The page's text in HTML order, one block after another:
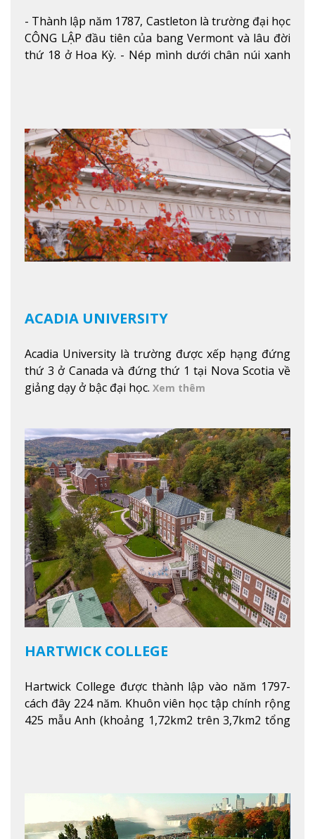
- Thành lập năm 1787, Castleton là trường đại học
CÔNG LẬP đầu tiên của bang Vermont và lâu đời
thứ 18 ở Hoa Kỳ. - Nép mình dưới chân núi xanh
tuyết của trường, sinh viên có thể thưởng thức vẻ
đẹp tự nhiên của Vermont từ mọi góc trong
khuôn viên trường.Xem thêm
ACADIA UNIVERSITY
Acadia University là trường được xếp hạng đứng
thứ 3 ở Canada và đứng thứ 1 tại Nova Scotia về
giảng dạy ở bậc đại học. Xem thêm
HARTWICK COLLEGE
Hartwick College được thành lập vào năm 1797-
cách đây 224 năm. Khuôn viên học tập chính rộng
425 mẫu Anh (khoảng 1,72km2 trên 3,7km2 tổng